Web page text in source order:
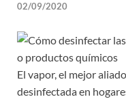
02/09/2020
El vapor, el mejor
desinfectada en